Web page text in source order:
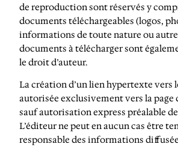
de reproduction sont réservés y
documents téléchargeables (logos,
informations de toute nature ou
documents à télécharger sont
le droit d’auteur.
La création d’un lien hypertexte vers
autorisée exclusivement vers la page
sauf autorisation express préalable
L’éditeur ne peut en aucun cas être
responsable des informations